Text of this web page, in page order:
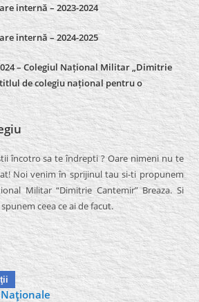
internă – 2023-2024
internă –2024-2025
– Colegiul Național Militar „Dimitrie
de colegiu național pentru o
încotro sa te îndrepti ? Oare nimeni nu te
Noi venim în sprijinul tau si-ti propunem
Militar “Dimitrie Cantemir” Breaza. Si
ceea ce ai de facut.